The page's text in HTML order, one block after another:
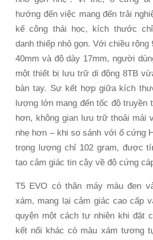
hướng đến việc mang đến trải
kế công thái học, kích thước
danh thiếp nhỏ gọn. Với chiều rộng
40mm và độ dày 17mm, người
một thiết bị lưu trữ di động 8TB
bàn tay. Sự kết hợp giữa kích
lượng lớn mang đến tốc độ truyền
hơn, không gian lưu trữ thoải mái
nhẹ hơn – khi so sánh với ổ cứng
trọng lượng chỉ 102 gram, được
tạo cảm giác tin cậy về độ cứng
T5 EVO có thân máy màu đen
xám, mang lại cảm giác cao cấp
quyện một cách tự nhiên khi đặt
kết nối khác có màu xám tương